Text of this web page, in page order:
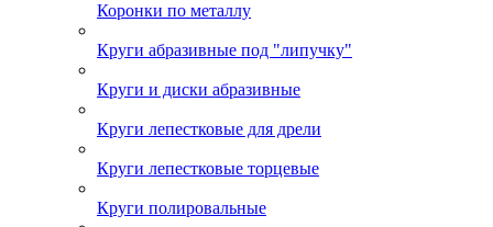
Коронки по металлу
Круги абразивные под "липучку"
Круги и диски абразивные
Круги лепестковые для дрели
Круги лепестковые торцевые
Круги полировальные